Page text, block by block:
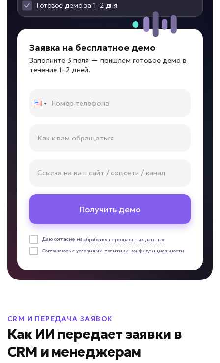
Высокая нагрузка на техспециалистов?
ИИ для технической
• Ответ за секунды
Срок реализации от 7 дней
от 69 000 ₽ под ключ
Негативные отзывы остаются без ответа?
ИИ-обработчик отзывов
ответы, уведомляет о негативе,
формирует отчеты по проблемам
клиентов
• До 100% отзывов обработано вовремя
Готовое демо за 1–2 дня
Заявка на бесплатное демо
Заполните 3 поля — пришлём готовое демо в
течение 1–2 дней.
Получить демо
Даю согласие на обработку персональных данных
Соглашаюсь с условиями политики конфиденциальности
CRM И ПЕРЕДАЧА ЗАЯВОК
Как ИИ передает заявки в
CRM и менеджерам